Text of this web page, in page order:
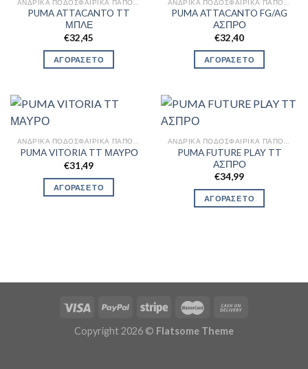
PUMA ATTACANTO TT
ΜΠΛΕ
€32,45
ΑΓΟΡΑΣΕ ΤΟ
PUMA ATTACANTO FG/AG
ΑΣΠΡΟ
€32,40
ΑΓΟΡΑΣΕ ΤΟ
PUMA VITORIA TT ΜΑΥΡΟ
€31,49
ΑΓΟΡΑΣΕ ΤΟ
PUMA FUTURE PLAY TT
ΑΣΠΡΟ
€34,99
ΑΓΟΡΑΣΕ ΤΟ
Copyright 2026 © Flatsome Theme